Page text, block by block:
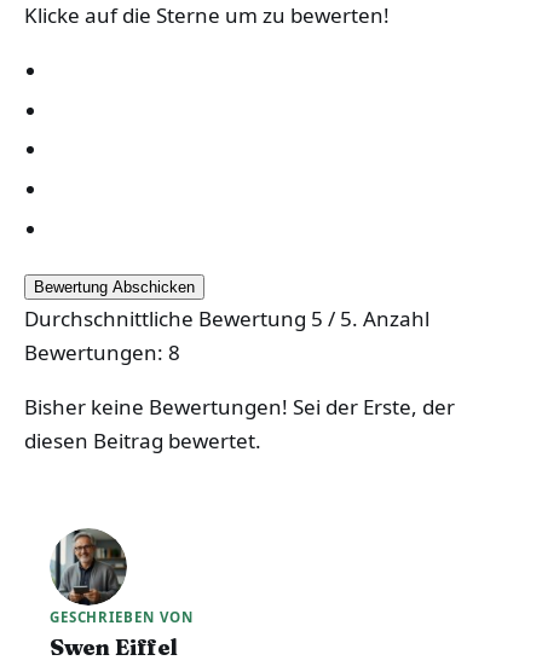
Klicke auf die Sterne um zu bewerten!
Bewertung Abschicken
Durchschnittliche Bewertung 5 / 5. Anzahl
Bewertungen: 8
Bisher keine Bewertungen! Sei der Erste, der
diesen Beitrag bewertet.
GESCHRIEBEN VON
Swen Eiffel